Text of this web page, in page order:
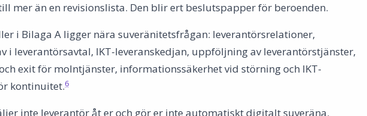
mer än en revisionslista. Den blir ert beslutspapper för beroenden.
i Bilaga A ligger nära suveränitetsfrågan: leverantörsrelationer,
i leverantörsavtal, IKT-leveranskedjan, uppföljning av leverantörstjänster,
exit för molntjänster, informationssäkerhet vid störning och IKT-
kontinuitet.6
inte leverantör åt er och gör er inte automatiskt digitalt suveräna.